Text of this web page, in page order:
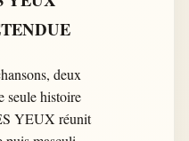
deux
seule histoire
YEUX réunit